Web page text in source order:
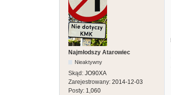
Najmłodszy Atarowiec
Nieaktywny
Skąd: JO90XA
Zarejestrowany: 2014-12-03
Posty: 1,060